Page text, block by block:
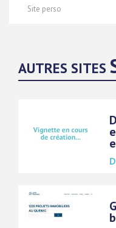
Site perso
AUTRES SITES